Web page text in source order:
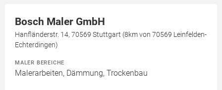
Bosch Maler GmbH
Hanfländerstr. 14, 70569 Stuttgart (8km von 70569 Leinfelden-
Echterdingen)
MALER BEREICHE
Malerarbeiten, Dämmung, Trockenbau